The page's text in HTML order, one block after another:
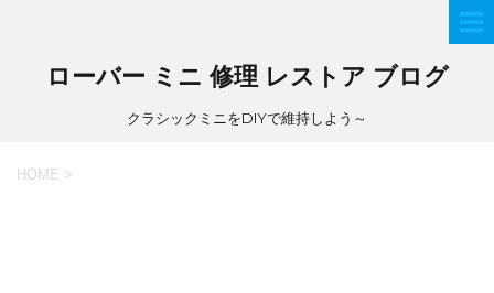
ローバー ミニ 修理 レストア ブログ
クラシックミニをDIYで維持しよう～
HOME >